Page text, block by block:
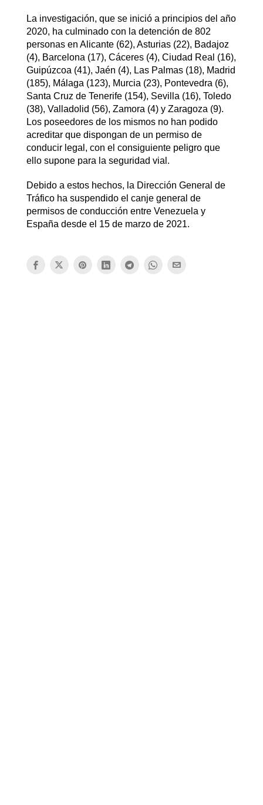
La investigación, que se inició a principios del año
2020, ha culminado con la detención de 802
personas en Alicante (62), Asturias (22), Badajoz
(4), Barcelona (17), Cáceres (4), Ciudad Real (16),
Guipúzcoa (41), Jaén (4), Las Palmas (18), Madrid
(185), Málaga (123), Murcia (23), Pontevedra (6),
Santa Cruz de Tenerife (154), Sevilla (16), Toledo
(38), Valladolid (56), Zamora (4) y Zaragoza (9).
Los poseedores de los mismos no han podido
acreditar que dispongan de un permiso de
conducir legal, con el consiguiente peligro que
ello supone para la seguridad vial.
Debido a estos hechos, la Dirección General de
Tráfico ha suspendido el canje general de
permisos de conducción entre Venezuela y
España desde el 15 de marzo de 2021.